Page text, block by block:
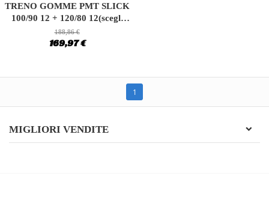
MIGLIORI VENDITE
TRENO GOMME PMT SLICK
100/90 12 + 120/80 12(scegli
la...
188,86 €
169,97 €
1